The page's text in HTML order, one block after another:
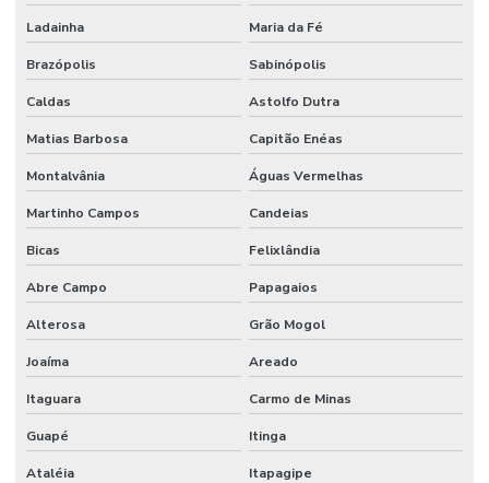
Serviço de facilities industrial
Serviço de infraestrutura
Serviço de manutenção
Serviço de manutenção industrial
Serviço de montagem industrial
Serviços De Impermeabilização Predial
Serviços De Manutenção Predial De Qualidade
Serviços De Manutenção Preventiva
Serviços de facilities para empresas
Serviços de gestão de ativos industriais
Serviços de manutenção industrial e corporativa
Ladainha Maria da Fé
Brazópolis Sabinópolis
Caldas Astolfo Dutra
Matias Barbosa Capitão Enéas
Montalvânia Águas Vermelhas
Martinho Campos Candeias
Bicas Felixlândia
Abre Campo Papagaios
Alterosa Grão Mogol
Joaíma Areado
Itaguara Carmo de Minas
Guapé Itinga
Ataléia Itapagipe